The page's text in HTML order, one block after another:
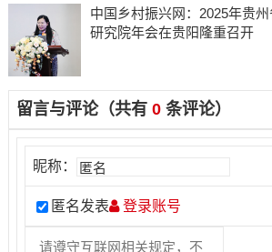
中国乡村振兴网：2025年贵
研究院年会在贵阳隆重召开
留言与评论（共有 0条评论）
昵称：
匿名发表 登录账号